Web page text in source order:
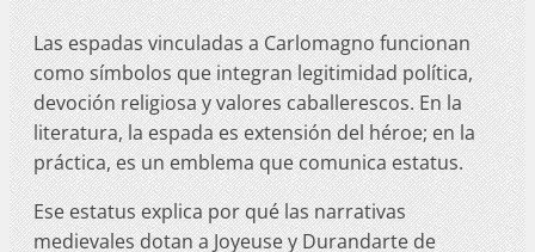
Las espadas vinculadas a Carlomagno funcionan
como símbolos que integran legitimidad política,
devoción religiosa y valores caballerescos. En la
literatura, la espada es extensión del héroe; en la
práctica, es un emblema que comunica estatus.
Ese estatus explica por qué las narrativas
medievales dotan a Joyeuse y Durandarte de